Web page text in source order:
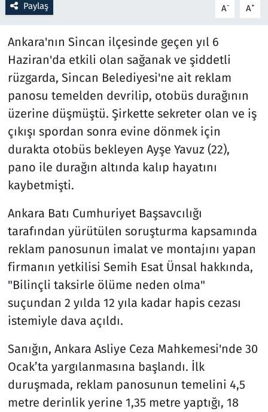
Paylaş A- A+
Ankara'nın Sincan ilçesinde geçen yıl 6
Haziran'da etkili olan sağanak ve şiddetli
rüzgarda, Sincan Belediyesi'ne ait reklam
panosu temelden devrilip, otobüs durağının
üzerine düşmüştü. Şirkette sekreter olan ve iş
çıkışı spordan sonra evine dönmek için
durakta otobüs bekleyen Ayşe Yavuz (22),
pano ile durağın altında kalıp hayatını
kaybetmişti.
Ankara Batı Cumhuriyet Başsavcılığı
tarafından yürütülen soruşturma kapsamında
reklam panosunun imalat ve montajını yapan
firmanın yetkilisi Semih Esat Ünsal hakkında,
"Bilinçli taksirle ölüme neden olma"
suçundan 2 yılda 12 yıla kadar hapis cezası
istemiyle dava açıldı.
Sanığın, Ankara Asliye Ceza Mahkemesi'nde 30
Ocak’ta yargılanmasına başlandı. İlk
duruşmada, reklam panosunun temelini 4,5
metre derinlik yerine 1,35 metre yaptığı, 18
Seçim 2023
Spor
Teknoloji ve Bilim
Televizyon